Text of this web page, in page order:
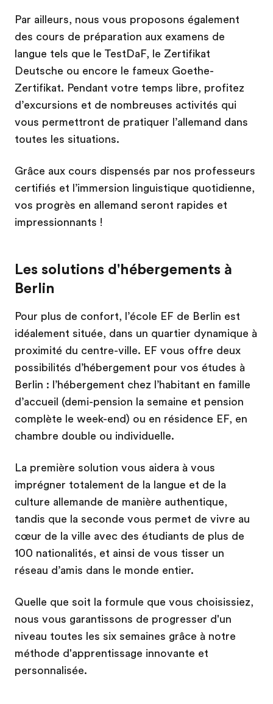
Par ailleurs, nous vous proposons également
des cours de préparation aux examens de
langue tels que le TestDaF, le Zertifikat
Deutsche ou encore le fameux Goethe-
Zertifikat. Pendant votre temps libre, profitez
d’excursions et de nombreuses activités qui
vous permettront de pratiquer l’allemand dans
toutes les situations.
Grâce aux cours dispensés par nos professeurs
certifiés et l’immersion linguistique quotidienne,
vos progrès en allemand seront rapides et
impressionnants !
Les solutions d'hébergements à
Berlin
Pour plus de confort, l’école EF de Berlin est
idéalement située, dans un quartier dynamique à
proximité du centre-ville. EF vous offre deux
possibilités d’hébergement pour vos études à
Berlin : l’hébergement chez l’habitant en famille
d’accueil (demi-pension la semaine et pension
complète le week-end) ou en résidence EF, en
chambre double ou individuelle.
La première solution vous aidera à vous
imprégner totalement de la langue et de la
culture allemande de manière authentique,
tandis que la seconde vous permet de vivre au
cœur de la ville avec des étudiants de plus de
100 nationalités, et ainsi de vous tisser un
réseau d’amis dans le monde entier.
Quelle que soit la formule que vous choisissiez,
nous vous garantissons de progresser d'un
niveau toutes les six semaines grâce à notre
méthode d'apprentissage innovante et
personnalisée.